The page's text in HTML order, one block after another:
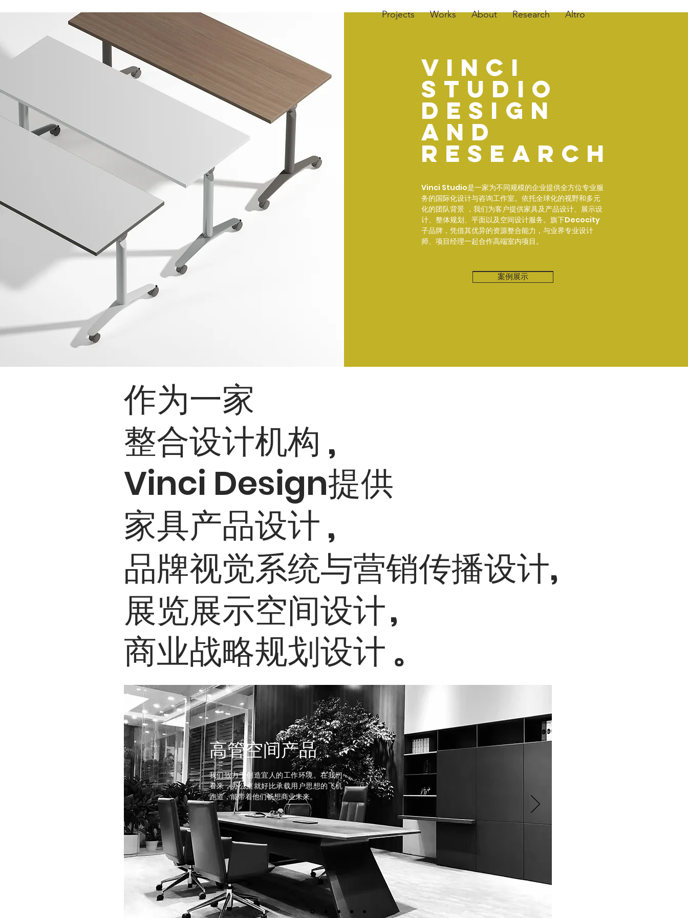
Projects Works About Research Altro
studio
提供办公空间设计
Vinci
VINCi
studio
design
and
research
Vinci Studio是一家为不同规模的企业提供全方位专业服
务的国际化设计与咨询工作室。依托全球化的视野和多元
化的团队背景 ，我们为客户提供家具及产品设计、展示设
计、整体规划、平面以及空间设计服务。旗下Decocity
子品牌，凭借其优异的资源整合能力，与业界专业设计
师、项目经理一起合作高端室内项目。
案例展示
作为一家
整合设计机构,
Vinci Design提供
家具产品设计
,
,
品牌视觉系统与营销传播设计
展览展示空间设计,
商业战略规划设计 。
高管空间产品
我们致力于创造宜人的工作环境。在我们
看来，办公桌就好比承载用户思想的飞机
跑道，能带着他们畅想商业未来。